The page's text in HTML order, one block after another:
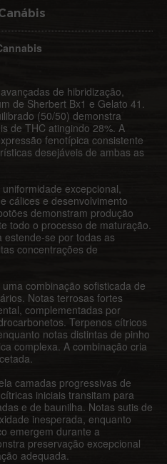
de hibridização,
de Sherbert Bx1 e Gelato 41.
(50/50) demonstra
de THC atingindo 28%. A
fenotípica consistente
desejáveis de ambas as
excepcional,
cálices e desenvolvimento
demonstram produção
todo o processo de maturação.
estende-se por todas as
concentrações de
combinação sofisticada de
Notas terrosas fortes
complementadas por
Terpenos cítricos
notas distintas de pinho
complexa. A combinação cria
camadas progressivas de
iniciais transitam para
e de baunilha. Notas sutis de
inesperada, enquanto
emergem durante a
preservação excepcional
adequada.